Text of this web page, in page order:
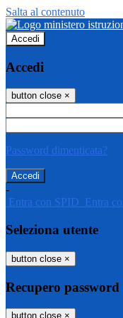
Salta al contenuto
Accedi
Accedi
button close ×
Password dimenticata?
-
Entra con SPID Entra
Seleziona utente
button close ×
Recupero password
button close ×